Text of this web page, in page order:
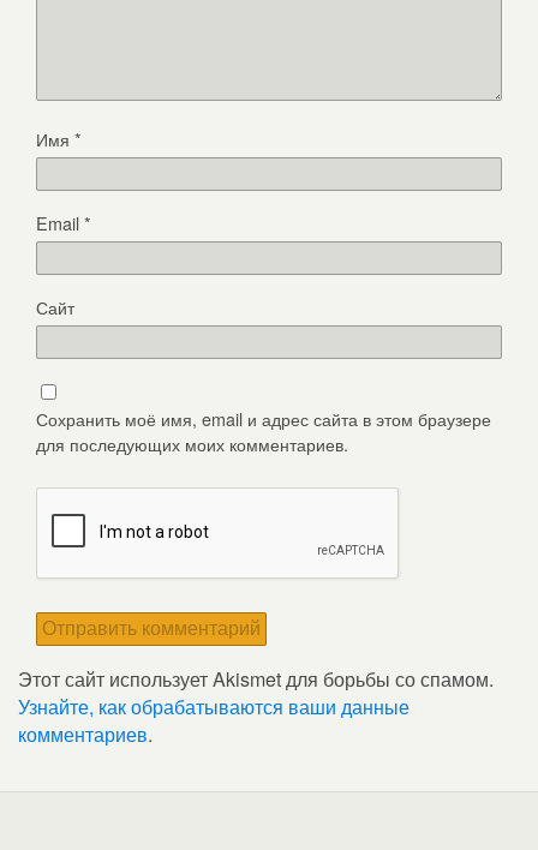
Имя *
Email*
Сайт
Сохранить моё имя, email и адрес сайта в этом браузере
для последующих моих комментариев.
Этот сайт использует Akismet для борьбы со спамом.
Узнайте, как обрабатываются ваши данные
комментариев.